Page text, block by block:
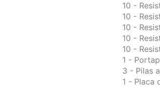
10 -
10 -
10 -
10 -
10 -
1 -
3 - Pilas
1 - Placa